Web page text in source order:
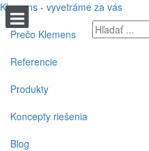
Klemens - vyvetráme za vás
Prečo Klemens
Referencie
Produkty
Koncepty riešenia
Blog